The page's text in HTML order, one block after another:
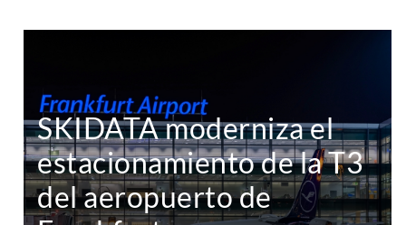
SKIDATA moderniza el
estacionamiento de la T3
del aeropuerto de